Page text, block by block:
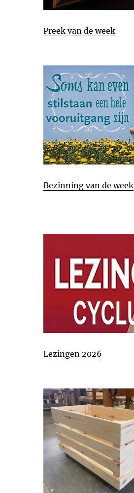
Preek van de week
Bezinning van de week
Lezingen 2026